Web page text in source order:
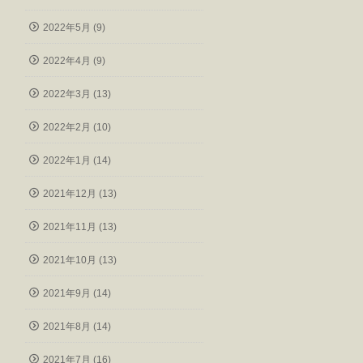
2022年5月 (9)
2022年4月 (9)
2022年3月 (13)
2022年2月 (10)
2022年1月 (14)
2021年12月 (13)
2021年11月 (13)
2021年10月 (13)
2021年9月 (14)
2021年8月 (14)
2021年7月 (16)